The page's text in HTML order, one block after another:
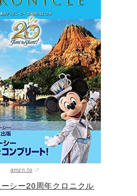
amzn.to
シー20周年クロニクル